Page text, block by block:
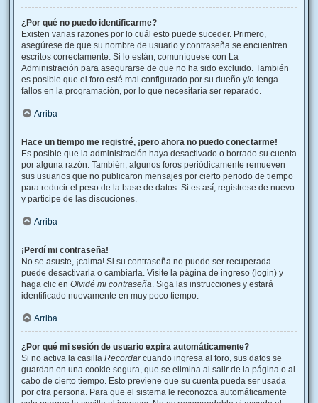
¿Por qué no puedo identificarme?
Existen varias razones por lo cuál esto puede suceder. Primero,
asegúrese de que su nombre de usuario y contraseña se encuentren
escritos correctamente. Si lo están, comuníquese con La
Administración para asegurarse de que no ha sido excluido. También
es posible que el foro esté mal configurado por su dueño y/o tenga
fallos en la programación, por lo que necesitaría ser reparado.
Arriba
Hace un tiempo me registré, ¡pero ahora no puedo conectarme!
Es posible que la administración haya desactivado o borrado su cuenta
por alguna razón. También, algunos foros periódicamente remueven
sus usuarios que no publicaron mensajes por cierto periodo de tiempo
para reducir el peso de la base de datos. Si es así, registrese de nuevo
y participe de las discuciones.
Arriba
¡Perdí mi contraseña!
No se asuste, ¡calma! Si su contraseña no puede ser recuperada
puede desactivarla o cambiarla. Visite la página de ingreso (login) y
haga clic en Olvidé mi contraseña. Siga las instrucciones y estará
identificado nuevamente en muy poco tiempo.
Arriba
¿Por qué mi sesión de usuario expira automáticamente?
Si no activa la casilla Recordarcuando ingresa al foro, sus datos se
guardan en una cookie segura, que se elimina al salir de la página o al
cabo de cierto tiempo. Esto previene que su cuenta pueda ser usada
por otra persona. Para que el sistema le reconozca automáticamente